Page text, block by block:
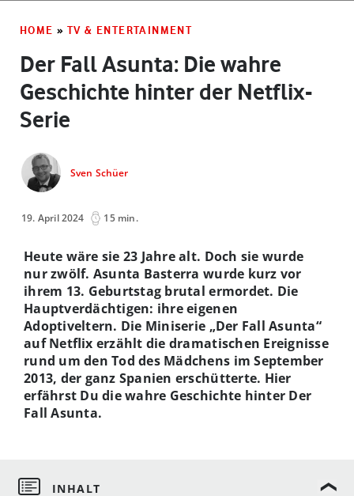
HOME » TV & ENTERTAINMENT
Der Fall Asunta: Die wahre
Geschichte hinter der Netflix-
Serie
Sven Schüer
19. April 2024 15 min.
Heute wäre sie 23 Jahre alt. Doch sie wurde
nur zwölf. Asunta Basterra wurde kurz vor
ihrem 13. Geburtstag brutal ermordet. Die
Hauptverdächtigen: ihre eigenen
Adoptiveltern. Die Miniserie „Der Fall Asunta“
auf Netflix erzählt die dramatischen Ereignisse
rund um den Tod des Mädchens im September
2013, der ganz Spanien erschütterte. Hier
erfährst Du die wahre Geschichte hinter Der
Fall Asunta.